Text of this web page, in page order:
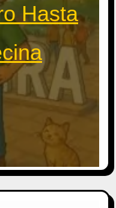
Hasta